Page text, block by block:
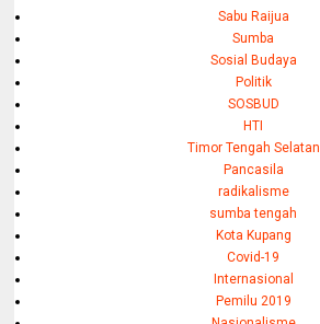
Sabu Raijua
Sumba
Sosial Budaya
Politik
SOSBUD
HTI
Timor Tengah Selatan
Pancasila
radikalisme
sumba tengah
Kota Kupang
Covid-19
Internasional
Pemilu 2019